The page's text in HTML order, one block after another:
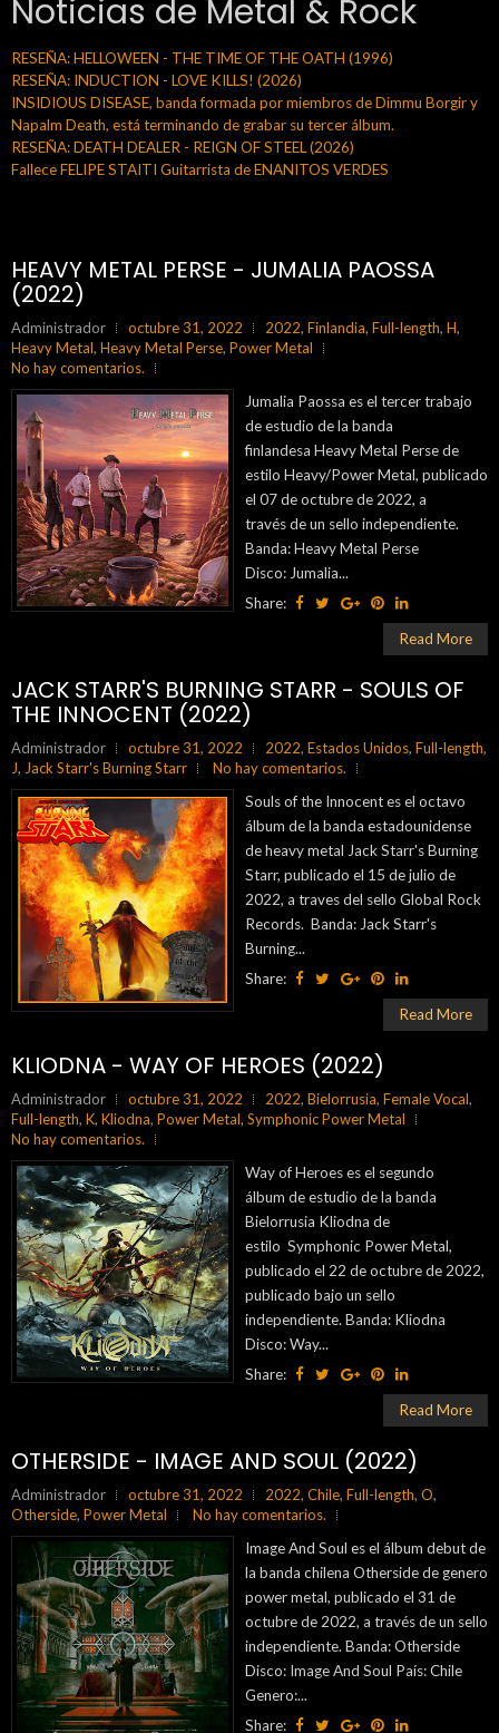
Noticias de Metal & Rock
RESEÑA: HELLOWEEN - THE TIME OF THE OATH (1996)
RESEÑA: INDUCTION - LOVE KILLS! (2026)
INSIDIOUS DISEASE, banda formada por miembros de Dimmu Borgir y
Napalm Death, está terminando de grabar su tercer álbum.
RESEÑA: DEATH DEALER - REIGN OF STEEL (2026)
Fallece FELIPE STAITI Guitarrista de ENANITOS VERDES
HEAVY METAL PERSE - JUMALIA PAOSSA
(2022)
Administrador octubre 31, 2022 2022, Finlandia, Full-length, H,
Heavy Metal, Heavy Metal Perse, Power Metal
No hay comentarios.
Jumalia Paossa es el tercer trabajo
de estudio de la banda
finlandesa Heavy Metal Perse de
estilo Heavy/Power Metal, publicado
el 07 de octubre de 2022, a
través de un sello independiente.
Banda: Heavy Metal Perse
Disco: Jumalia...
Share:
Read More
JACK STARR'S BURNING STARR - SOULS OF
THE INNOCENT (2022)
Administrador octubre 31, 2022 2022, Estados Unidos, Full-length,
J, Jack Starr's Burning Starr
No hay comentarios.
Souls of the Innocent es el octavo
álbum de la banda estadounidense
de heavy metal Jack Starr's Burning
Starr, publicado el 15 de julio de
2022, a traves del sello Global Rock
Records. Banda: Jack Starr's
Burning...
Share:
Read More
KLIODNA - WAY OF HEROES (2022)
Administrador octubre 31, 2022 2022, Bielorrusia, Female Vocal,
Full-length, K, Kliodna, Power Metal, Symphonic Power Metal
No hay comentarios.
Way of Heroes es el segundo
álbum de estudio de la banda
Bielorrusia Kliodna de
estilo Symphonic Power Metal,
publicado el 22 de octubre de 2022,
publicado bajo un sello
independiente. Banda: Kliodna
Disco: Way...
Share:
Read More
OTHERSIDE - IMAGE AND SOUL (2022)
Administrador octubre 31, 2022 2022, Chile, Full-length, O,
Otherside, Power Metal
No hay comentarios.
Image And Soul es el álbum debut de
la banda chilena Otherside de genero
power metal, publicado el 31 de
octubre de 2022, a través de un sello
independiente. Banda: Otherside
Disco: Image And Soul País: Chile
Genero:...
Share: